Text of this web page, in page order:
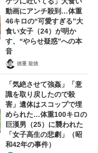
動画にアンチ殺到…体重
46キロの“可愛すぎる”大
食い女子（24）が明か
す、“やらせ疑惑”への本
音
徳重 龍徳
「気絶させて強姦」「意
識を取り戻したので殺
害」遺体はスコップで埋
められた…体重100キロの
巨漢男（25）に襲われた
「女子高生の悲劇」（昭
和42年の事件）